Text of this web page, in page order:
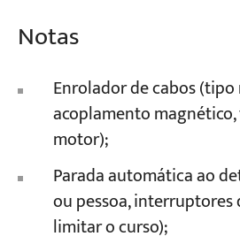
Notas
Enrolador de cabos
acoplamento
motor);
Parada automática ao
ou pessoa,
limitar o curso);